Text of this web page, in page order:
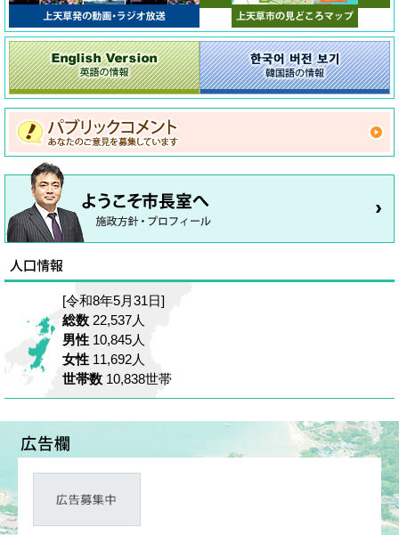
[令和8年5月31日]
総数 22,537人
男性 10,845人
女性 11,692人
世帯数 10,838世帯